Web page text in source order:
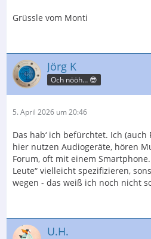
Grüssle vom Monti
Jörg K
Och nööh… 😎
5. April 2026 um 20:46
Das hab‘ ich befürchtet. Ich
hier nutzen Audiogeräte, hören
Forum, oft mit einem
Leute“ vielleicht spezifizieren,
wegen - das weiß ich noch nicht
U.H.